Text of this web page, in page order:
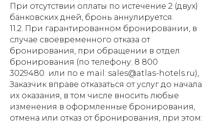
При отсутствии оплаты по истечение 2 (двух)
банковских дней, бронь аннулируется.
11.2. При гарантированном бронировании, в
случае своевременного отказа от
бронирования, при обращении в отдел
бронирования (по телефону: 8 800
3029480 или по e mail: sales@atlas-hotels.ru),
Заказчик вправе отказаться от услуг до начала
их оказания, в том числе вносить любые
изменения в оформленные бронирования,
отмена или отказ от бронирования, при этом: